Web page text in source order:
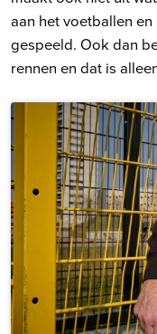
aan het voetballen
gespeeld. Ook dan
rennen en dat is